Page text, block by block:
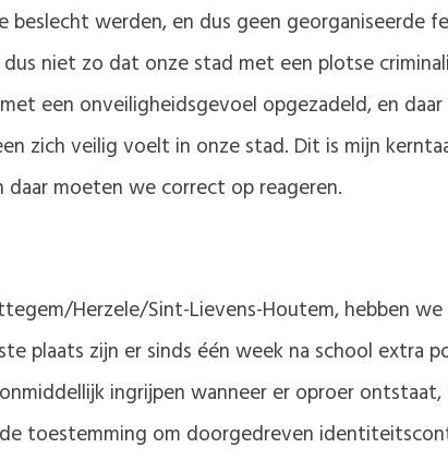
werden, en dus geen georganiseerde
niet zo dat onze stad met een plotse
een onveiligheidsgevoel opgezadeld, en
zich veilig voelt in onze stad. Dit is mijn
moeten we correct op reageren.
Herzele/Sint-Lievens-Houtem, hebben
plaats zijn er sinds één week na school extra
ingrijpen wanneer er oproer
toestemming om doorgedreven